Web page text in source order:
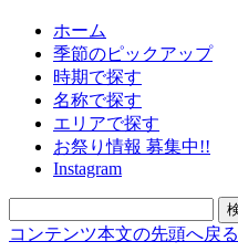
ホーム
季節のピックアップ
時期で探す
名称で探す
エリアで探す
お祭り情報 募集中!!
Instagram
コンテンツ本文の先頭へ戻る